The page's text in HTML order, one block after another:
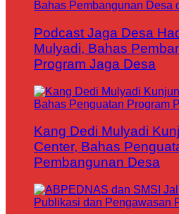
Podcast Jaga Desa
Mulyadi, Bahas
Program Jaga Desa
Kang Dedi Mulyadi
Center, Bahas
Pembangunan Desa